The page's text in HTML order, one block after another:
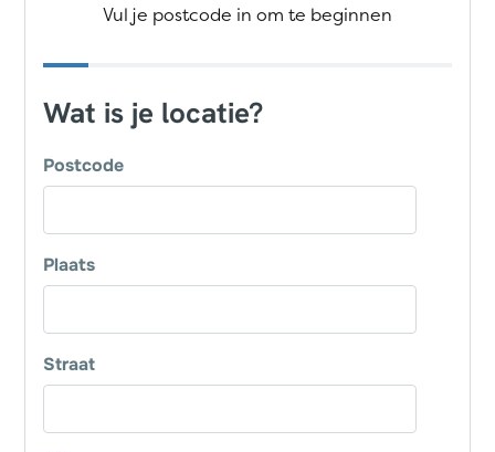
Vul je postcode in om te beginnen